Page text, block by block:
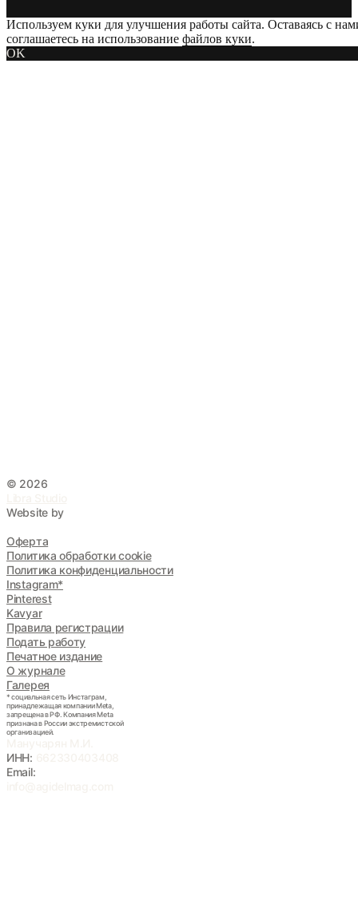
© 2026
Website by
Оферта
Политика обработки cookie
Политика конфиденциальности
Instagram*
Pinterest
Kavyar
Правила регистрации
Подать работу
Печатное издание
О журнале
Галерея
* социальная сеть Инстаграм,
принадлежащая компании Meta,
запрещена в РФ. Компания Meta
признана в России экстремистской
организацией.
ИНН:
Email:
Используем куки для улучшения работы сайта. Оставаясь с
соглашаетесь на использование файлов куки.
OK